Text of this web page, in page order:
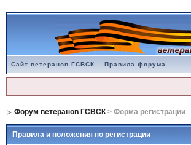
Сайт ветеранов ГСВСК Правила форума
Форум ветеранов ГСВСК> Форма регистрации
Правила и положения по регистрации